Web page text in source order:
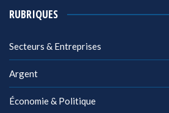
RUBRIQUES
Secteurs & Entreprises
Argent
Économie & Politique